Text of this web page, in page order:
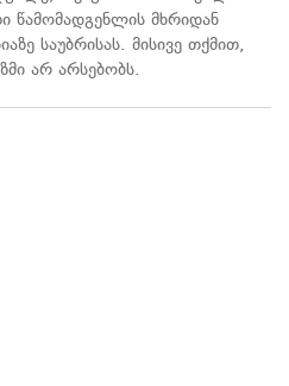
წამომადგენლის მხრიდან
საუბრისას. მისივე თქმით,
არ არსებობს.